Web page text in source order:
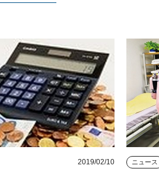
2019/02/10 ニュース